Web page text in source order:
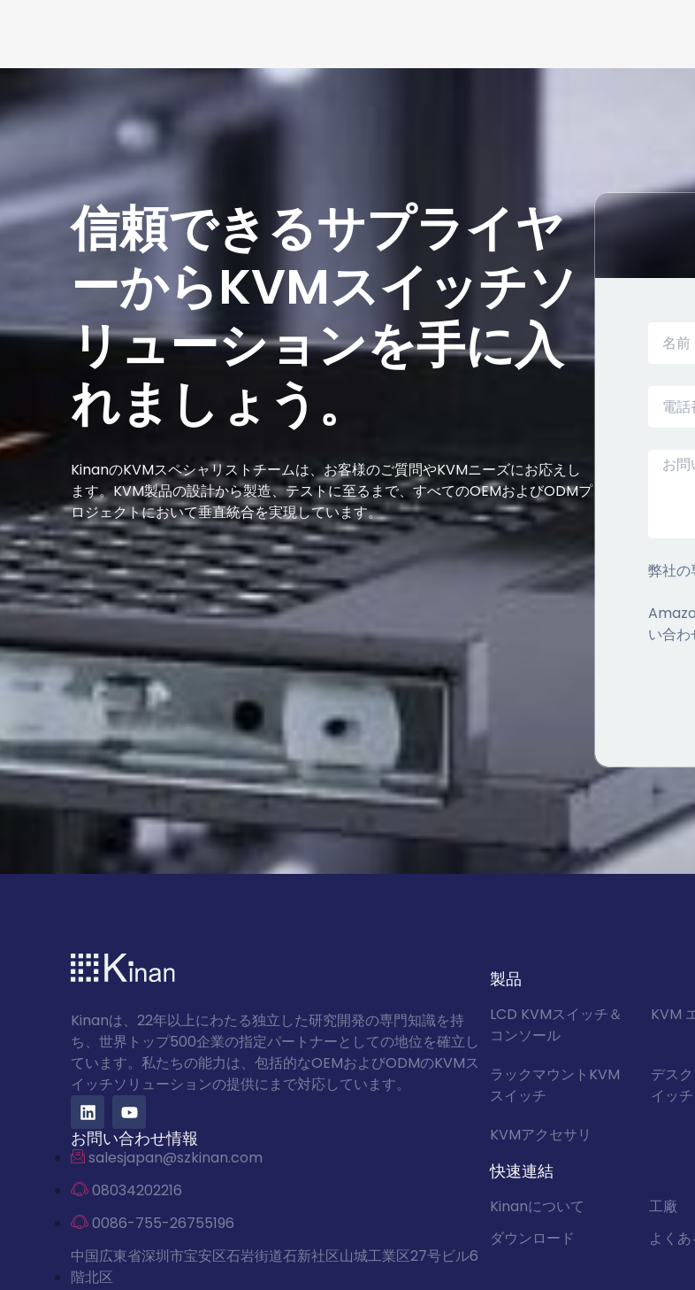
信頼できるサプライヤ
ーからKVMスイッチソ
リューションを手に入
れましょう。
KinanのKVMスペシャリストチームは、お客様のご質問やKVMニーズにお応えし
ます。KVM製品の設計から製造、テストに至るまで、すべてのOEMおよびODMプ
ロジェクトにおいて垂直統合を実現しています。
弊社の
い合
Kinanは、22年以上にわたる独立した研究開発の専門知識を持
ち、世界トップ500企業の指定パートナーとしての地位を確立し
ています。私たちの能力は、包括的なOEMおよびODMのKVMス
イッチソリューションの提供にまで対応しています。
お問い合わせ情報
salesjapan@szkinan.com
08034202216
0086-755-26755196
中国広東省深圳市宝安区石岩街道石新社区山城工業区27号ビル6
階北区
製品
LCD KVMスイッチ＆
コンソール
KVM
ラックマウントKVM
スイッチ
デス
イッチ
KVMアクセサリ
快速連結
Kinanについて 工廠
ダウンロード
よく